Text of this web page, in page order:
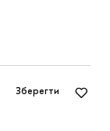
Зберегти